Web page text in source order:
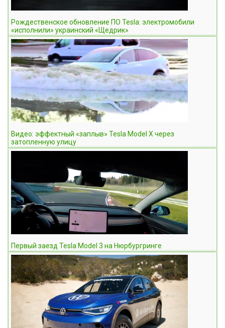
Рождественское обновление ПО Tesla: электромобили
«исполнили» украинский «Щедрик»
Видео: эффектный «заплыв» Tesla Model X через
затопленную улицу
Первый заезд Tesla Model 3 на Нюрбургринге